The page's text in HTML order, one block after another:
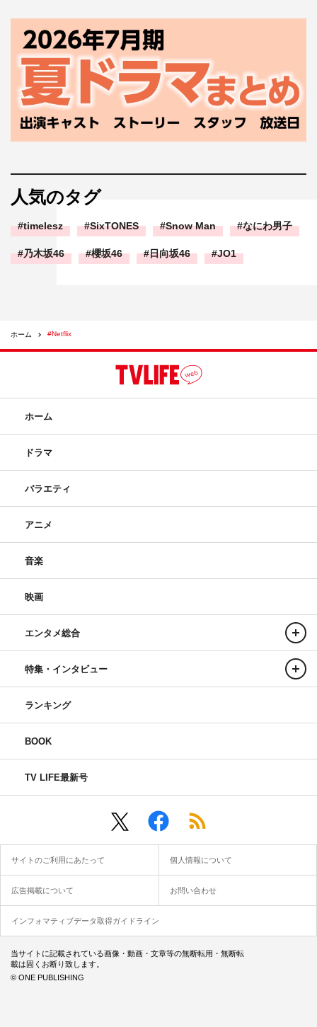
人気のタグ
timelesz SixTONES Snow Man なにわ男子
乃木坂46 櫻坂46 日向坂46 JO1
ホーム #Netflix
ホーム
ドラマ
バラエティ
アニメ
音楽
映画
エンタメ総合
特集・インタビュー
ランキング
BOOK
TV LIFE最新号
サイトのご利用にあたって 個人情報について
広告掲載について お問い合わせ
インフォマティブデータ取得ガイドライン
当サイトに記載されている画像・動画・文章等の無断転用・無断転
載は固くお断り致します。
© ONE PUBLISHING